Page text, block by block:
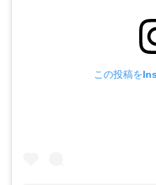
この投稿を